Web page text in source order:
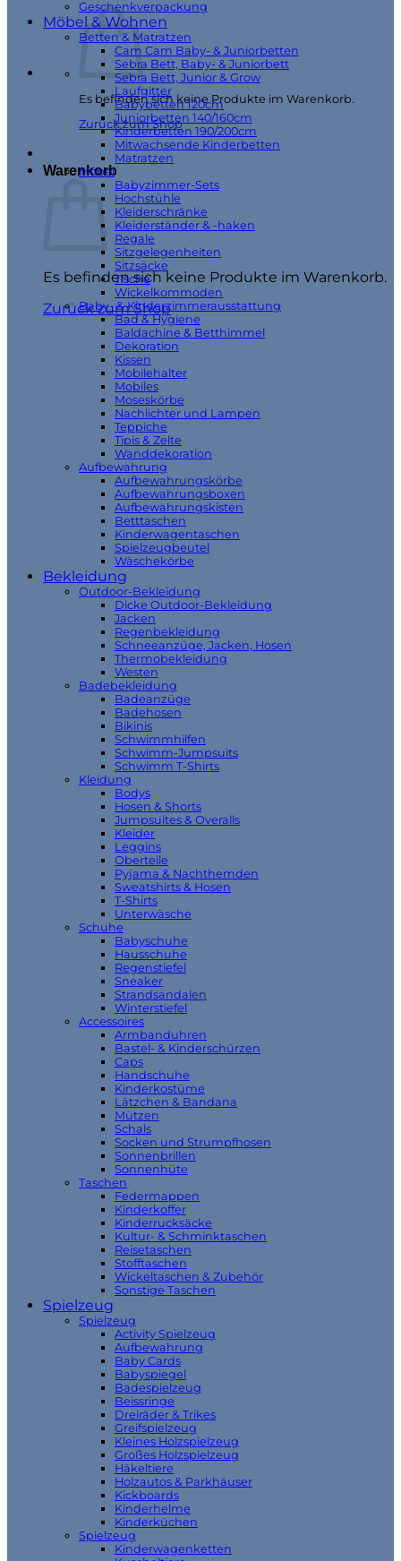
Es befinden sich keine Produkte im Warenkorb.
Zurück zum Shop
Warenkorb
Es befinden sich keine Produkte im Warenkorb.
Zurück zum Shop
Geschenkverpackung
Möbel & Wohnen
Betten & Matratzen
Cam Cam Baby- & Juniorbetten
Sebra Bett, Baby- & Juniorbett
Sebra Bett, Junior & Grow
Laufgitter
Babybetten 120cm
Juniorbetten 140/160cm
Kinderbetten 190/200cm
Mitwachsende Kinderbetten
Matratzen
Möbel
Babyzimmer-Sets
Hochstühle
Kleiderschränke
Kleiderständer & -haken
Regale
Sitzgelegenheiten
Sitzsäcke
Tische
Wickelkommoden
Baby- & Kinderzimmerausstattung
Bad & Hygiene
Baldachine & Betthimmel
Dekoration
Kissen
Mobilehalter
Mobiles
Moseskörbe
Nachlichter und Lampen
Teppiche
Tipis & Zelte
Wanddekoration
Aufbewahrung
Aufbewahrungskörbe
Aufbewahrungsboxen
Aufbewahrungskisten
Betttaschen
Kinderwagentaschen
Spielzeugbeutel
Wäschekörbe
Bekleidung
Outdoor-Bekleidung
Dicke Outdoor-Bekleidung
Jacken
Regenbekleidung
Schneeanzüge, Jacken, Hosen
Thermobekleidung
Westen
Badebekleidung
Badeanzüge
Badehosen
Bikinis
Schwimmhilfen
Schwimm-Jumpsuits
Schwimm T-Shirts
Kleidung
Bodys
Hosen & Shorts
Jumpsuites & Overalls
Kleider
Leggins
Oberteile
Pyjama & Nachthemden
Sweatshirts & Hosen
T-Shirts
Unterwäsche
Schuhe
Babyschuhe
Hausschuhe
Regenstiefel
Sneaker
Strandsandalen
Winterstiefel
Accessoires
Armbanduhren
Bastel- & Kinderschürzen
Caps
Handschuhe
Kinderkostüme
Lätzchen & Bandana
Mützen
Schals
Socken und Strumpfhosen
Sonnenbrillen
Sonnenhüte
Taschen
Federmappen
Kinderkoffer
Kinderrucksäcke
Kultur- & Schminktaschen
Reisetaschen
Stofftaschen
Wickeltaschen & Zubehör
Sonstige Taschen
Spielzeug
Spielzeug
Activity Spielzeug
Aufbewahrung
Baby Cards
Babyspiegel
Badespielzeug
Beissringe
Dreiräder & Trikes
Greifspielzeug
Kleines Holzspielzeug
Großes Holzspielzeug
Häkeltiere
Holzautos & Parkhäuser
Kickboards
Kinderhelme
Kinderküchen
Spielzeug
Kinderwagenketten